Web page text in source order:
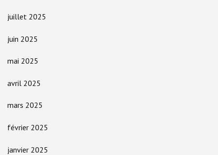
juillet 2025
juin 2025
mai 2025
avril 2025
mars 2025
février 2025
janvier 2025